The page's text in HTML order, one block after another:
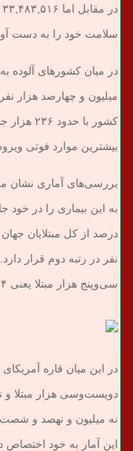
سلامت خود را به دست
در میان کشورهای آلوده
میلیون و چهارصد هزار
کشور با
بیشترین موارد فوتی
درصد از کل مبتلایان
نفر در رتبه دوم قرار
سی‌وپنج هزار مبتلا یعنی ۱۱،۹۴ درصد کل بیماران، قرار دارد.
در این میان قاره
این آمار به خود اختصاص